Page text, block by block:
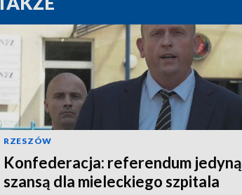
RZESZÓW
Konfederacja: referendum jedyną
szansą dla mieleckiego szpitala